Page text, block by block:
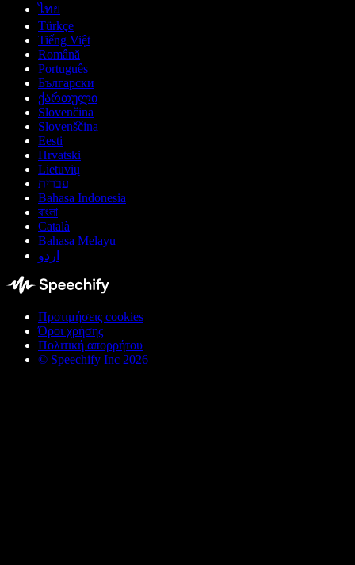
ไทย
Türkçe
Tiếng Việt
Română
Português
Български
ქართული
Slovenčina
Slovenščina
Eesti
Hrvatski
Lietuvių
עברית
Bahasa Indonesia
বাংলা
Català
Bahasa Melayu
اردو
Προτιμήσεις cookies
Όροι χρήσης
Πολιτική απορρήτου
© Speechify Inc 2026